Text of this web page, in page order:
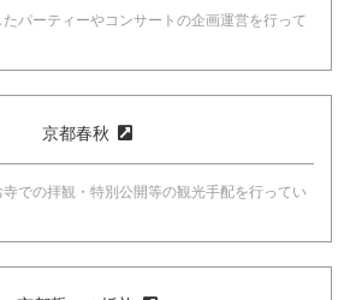
パーティーやコンサートの企画運営を行って
京都春秋
での拝観・特別公開等の観光手配を行ってい